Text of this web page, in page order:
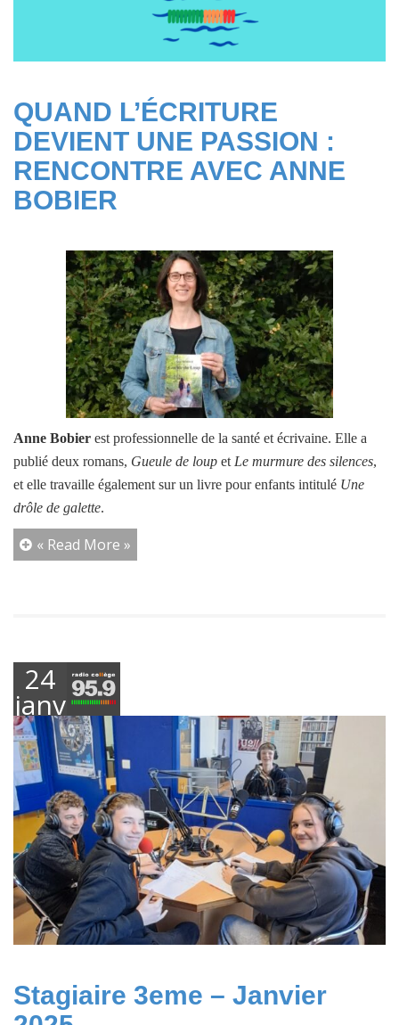
QUAND L’ÉCRITURE
DEVIENT UNE PASSION :
RENCONTRE AVEC ANNE
BOBIER
Anne Bobier est professionnelle de la santé et écrivaine. Elle a
publié deux romans, Gueule de loup et Le murmure des silences,
et elle travaille également sur un livre pour enfants intitulé Une
drôle de galette.
« Read More »
24
janvier
2025
Stagiaire 3eme – Janvier